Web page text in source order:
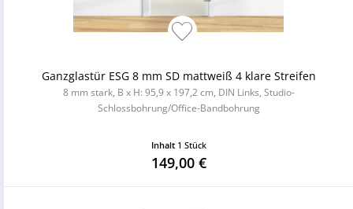
Ganzglastür ESG 8 mm SD mattweiß 4 klare Streifen
8 mm stark, B x H: 95,9 x 197,2 cm, DIN Links, Studio-
Schlossbohrung/Office-Bandbohrung
Inhalt 1 Stück
149,00 €